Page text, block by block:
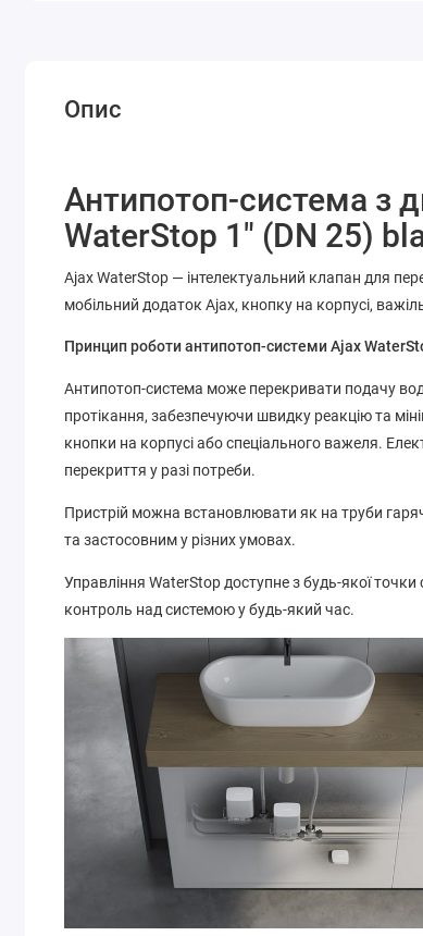
Опис
Антипотоп-система з
WaterStop 1″ (DN 25)
Ajax WaterStop — інтелектуальний клапан для
мобільний додаток Ajax, кнопку на корпусі,
Принцип роботи антипотоп-системи Ajax
Антипотоп-система може перекривати подачу
протікання, забезпечуючи швидку реакцію та
кнопки на корпусі або спеціального важеля.
перекриття у разі потреби.
Пристрій можна встановлювати як на труби
та застосовним у різних умовах.
Управління WaterStop доступне з будь-якої
контроль над системою у будь-який час.